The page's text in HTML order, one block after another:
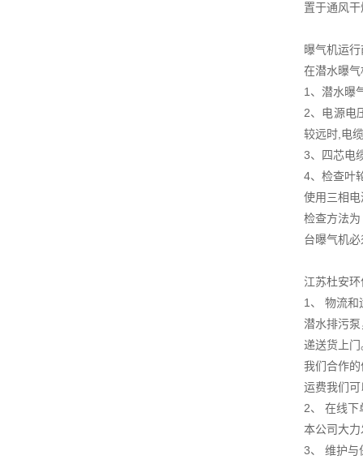
置于通风
曝气机运
在潜水曝
1、潜水曝
2、电源电
较远时,电
3、四芯电
4、检查叶
使用三相
检查方法
台曝气机
江苏杜安
1、 物流和
潜水排污
递送货上门
我们合作
运费我们
2、 在线下
本公司大
3、 维护与